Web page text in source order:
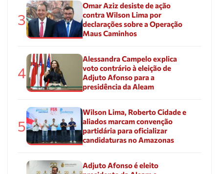
3
Omar Aziz desiste de ação
contra Wilson Lima por
declarações sobre a Operação
Maus Caminhos
4
Alessandra Campelo explica
voto contrário à eleição de
Adjuto Afonso para a
presidência da Aleam
5
Wilson Lima, Roberto Cidade e
aliados marcam convenção
partidária para oficializar
candidaturas no Amazonas
Adjuto Afonso é eleito